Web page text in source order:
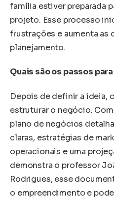
família estiver preparada
projeto. Esse processo
frustrações e aumenta as
planejamento.
Quais são os passos
Depois de definir a ideia,
estruturar o negócio.
plano de negócios
claras, estratégias de
operacionais e uma
demonstra o professor
Rodrigues, esse
o empreendimento e